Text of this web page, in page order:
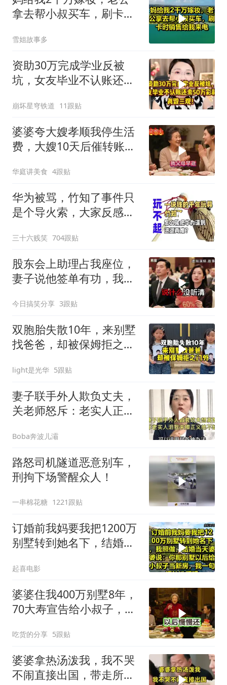
拿去帮小叔买车，刷卡时
雪姐故事多
资助30万完成学业反被
坑，女友毕业不认账还索
崩坏星穹铁道 11跟贴
婆婆夸大嫂孝顺我停生活
费，大嫂10天后催转账，
华庭讲美食 4跟贴
华为被骂，竹知了事件只
是个导火索，大家反感的
三十六贱笑 704跟贴
股东会上助理占我座位，
妻子说他签单有功，我抛
给他当
今日搞笑分享 3跟贴
双胞胎失散10年，来别墅
找爸爸，却被保姆拒之门
light是光华 5跟贴
妻子联手外人欺负丈夫，
关老师怒斥：老实人正义
Boba奔波儿灞
路怒司机隧道恶意别车，
刑拘下场警醒众人！
一串棉花糖 1221跟贴
订婚前我妈要我把1200万
别墅转到她名下，结婚当
叔子当新房
起喜电影
婆婆住我400万别墅8年，
70大寿宣告给小叔子，
吃货的分享 5跟贴
婆婆拿热汤泼我，我不哭
不闹直接出国，带走所有